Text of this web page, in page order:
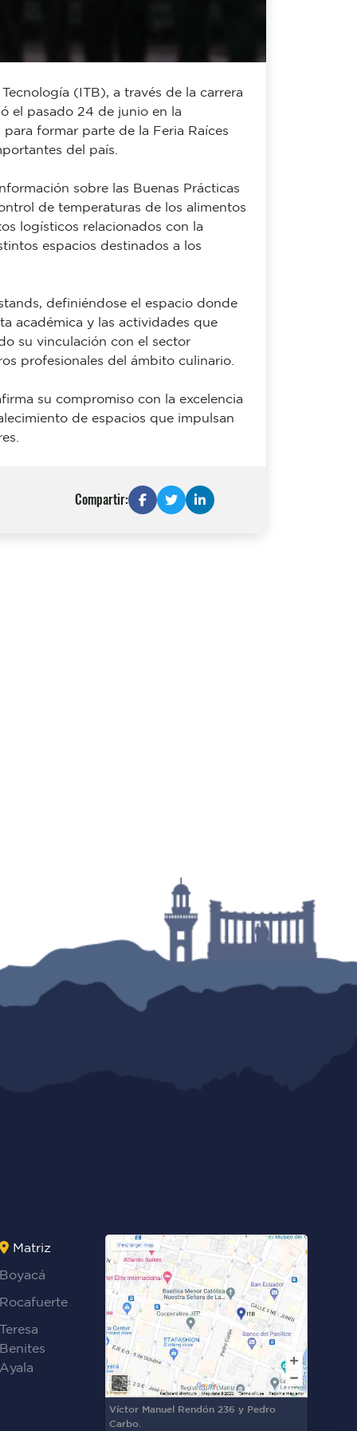
(ITB), a través de la carrera
el pasado 24 de junio en la
formar parte de la Feria Raíces
del país.
sobre las Buenas Prácticas
de temperaturas de los alimentos
logísticos relacionados con la
espacios destinados a los
definiéndose el espacio donde
académica y las actividades que
su vinculación con el sector
profesionales del ámbito culinario.
su compromiso con la excelencia
de espacios que impulsan
Compartir:
Matriz
Boyacá
Rocafuerte
Teresa
Benites
Ayala
Víctor Manuel Rendón 236 y Pedro
Carbo.